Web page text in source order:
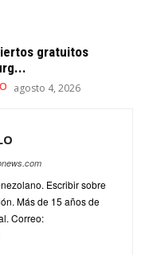
gratuitos
agosto 4, 2026
Escribir sobre
Más de 15 años de
Correo: